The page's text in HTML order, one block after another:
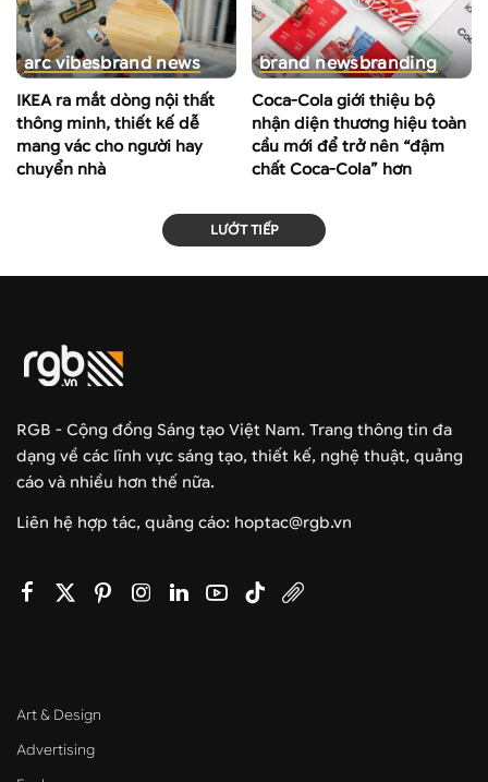
arc vibesbrand news
IKEA ra mắt dòng nội thất
thông minh, thiết kế dễ
mang vác cho người hay
chuyển nhà
brand newsbranding
Coca-Cola giới thiệu bộ
nhận diện thương hiệu toàn
cầu mới để trở nên “đậm
chất Coca-Cola” hơn
LƯỚT TIẾP
RGB - Cộng đồng Sáng tạo Việt Nam. Trang thông tin đa
dạng về các lĩnh vực sáng tạo, thiết kế, nghệ thuật, quảng
cáo và nhiều hơn thế nữa.
Liên hệ hợp tác, quảng cáo: hoptac@rgb.vn
Art & Design
Advertising